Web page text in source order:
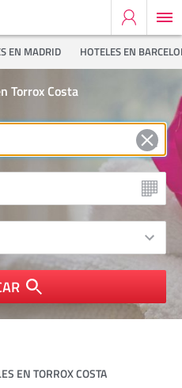
EN MADRID HOTELES EN
Torrox Costa
EN TORROX COSTA